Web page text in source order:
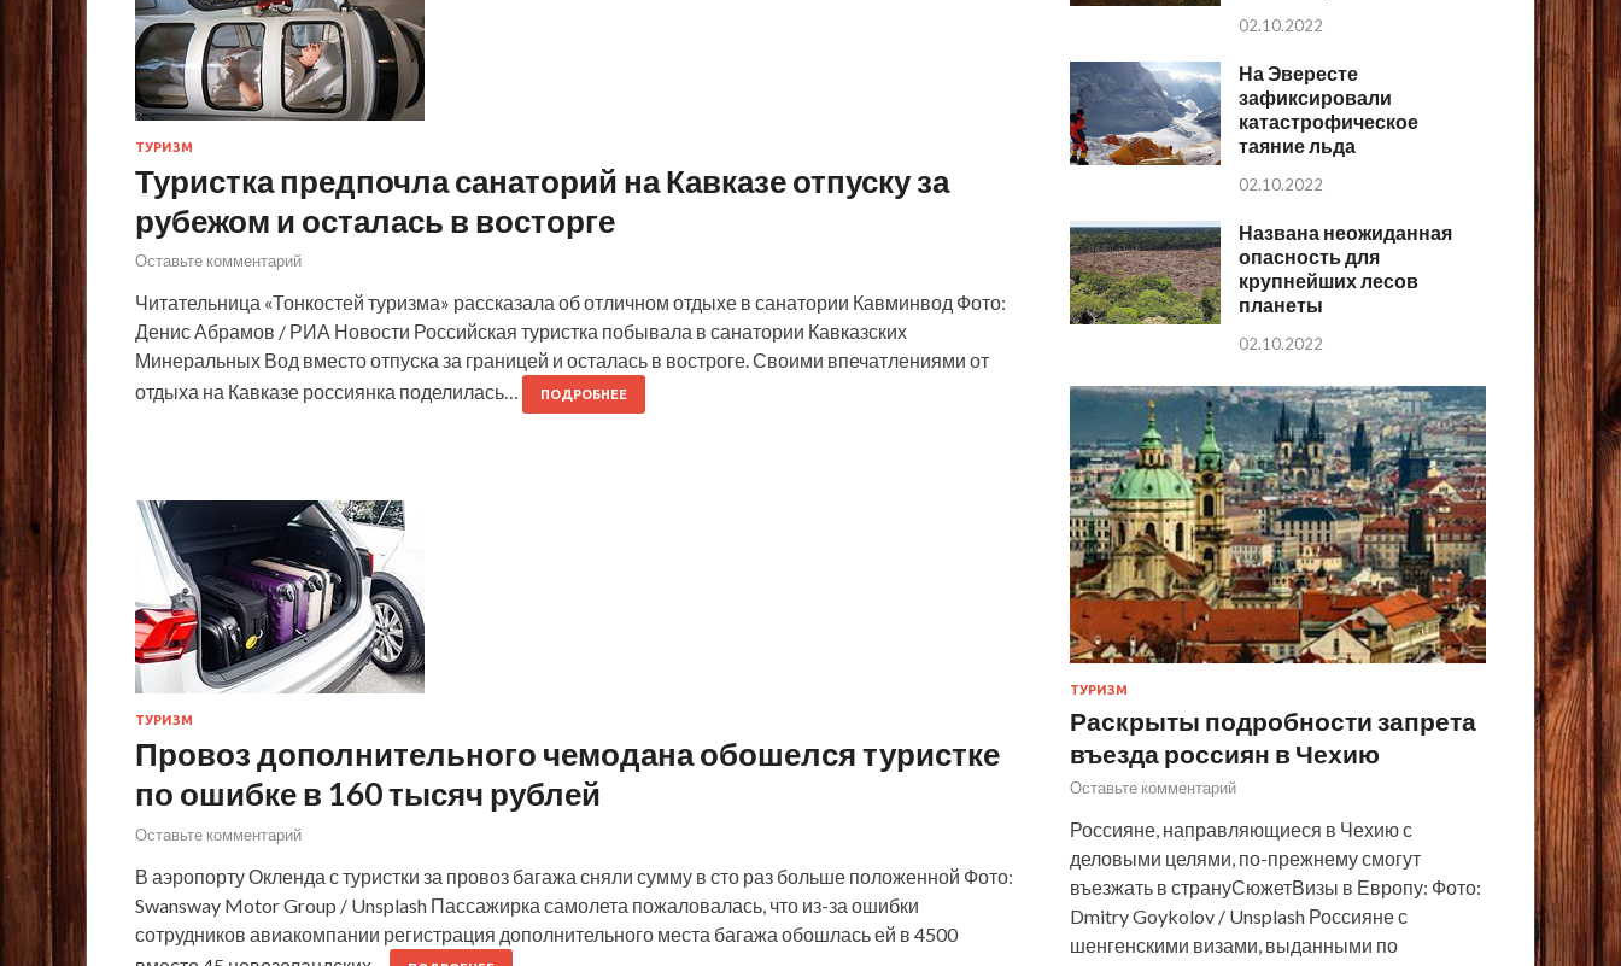
ТУРИЗМ
Туристка предпочла санаторий на Кавказе отпуску за
рубежом и осталась в восторге
Оставьте комментарий
Читательница «Тонкостей туризма» рассказала об отличном отдыхе в санатории Кавминвод Фото:
Денис Абрамов / РИА Новости Российская туристка побывала в санатории Кавказских
Минеральных Вод вместо отпуска за границей и осталась в востроге. Своими впечатлениями от
отдыха на Кавказе россиянка поделилась…
ПОДРОБНЕЕ
ТУРИЗМ
Провоз дополнительного чемодана обошелся туристке
по ошибке в 160 тысяч рублей
Оставьте комментарий
В аэропорту Окленда с туристки за провоз багажа сняли сумму в сто раз больше положенной Фото:
Swansway Motor Group / Unsplash Пассажирка самолета пожаловалась, что из-за ошибки
сотрудников авиакомпании регистрация дополнительного места багажа обошлась ей в 4500
02.10.2022
На Эвересте
зафиксировали
катастрофическое
таяние льда
02.10.2022
Названа неожиданная
опасность для
крупнейших лесов
планеты
02.10.2022
ТУРИЗМ
Раскрыты подробности запрета
въезда россиян в Чехию
Оставьте комментарий
Россияне, направляющиеся в Чехию с
деловыми целями, по-прежнему смогут
въезжать в странуСюжетВизы в Европу: Фото:
Dmitry Goykolov / Unsplash Россияне с
шенгенскими визами, выданными по